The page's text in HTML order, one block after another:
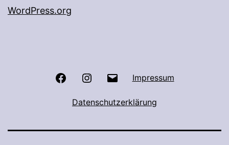
WordPress.org
FacebookInstagram
Mail
Impressum
Datenschutzerklärung